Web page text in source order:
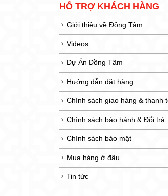
HỖ TRỢ KHÁCH HÀNG
Giới thiệu về Đồng Tâm
Videos
Dự Án Đồng Tâm
Hướng dẫn đặt hàng
Chính sách giao hàng & thanh
Chính sách bảo hành & Đổi trả
Chính sách bảo mật
Mua hàng ở đâu
Tin tức